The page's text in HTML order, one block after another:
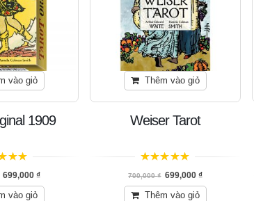
vào giỏ
1909
5
699,000 ₫
vào giỏ
Thêm vào giỏ
Weiser Tarot
trên 5
700,000₫ 699,000 ₫
Thêm vào giỏ